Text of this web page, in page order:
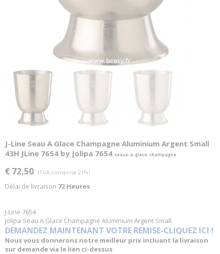
J-Line Seau A Glace Champagne Aluminium Argent Small
43H JLine 7654 by Jolipa 7654 seaux-à-glace-champagne
€ 72,50 (TVA comprise 21%)
Délai de livraison 72 Heures
J-Line 7654
Jolipa Seau A Glace Champagne Aluminium Argent Small
DEMANDEZ MAINTENANT VOTRE REMISE-CLIQUEZ ICI !
Nous vous donnerons notre meilleur prix incluant la livraison
sur demande via le lien ci-dessus